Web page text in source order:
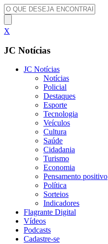
X
JC Notícias
JC Notícias
Notícias
Policial
Destaques
Esporte
Tecnologia
Veículos
Cultura
Saúde
Cidadania
Turismo
Economia
Pensamento positivo
Política
Sorteios
Indicadores
Flagrante Digital
Vídeos
Podcasts
Cadastre-se